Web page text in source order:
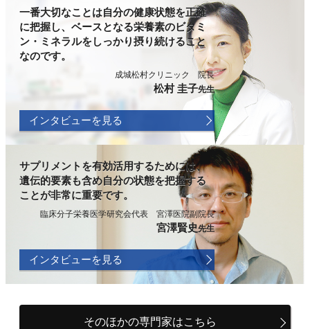
一番大切なことは自分の健康状態を正確
に把握し、ベースとなる栄養素のビタミ
ン・ミネラルをしっかり摂り続けること
なのです。
成城松村クリニック 院長
松村 圭子先生
インタビューを見る
サプリメントを有効活用するためには、
遺伝的要素も含め自分の状態を把握する
ことが非常に重要です。
臨床分子栄養医学研究会代表 宮澤医院副院長
宮澤賢史先生
インタビューを見る
そのほかの専門家はこちら